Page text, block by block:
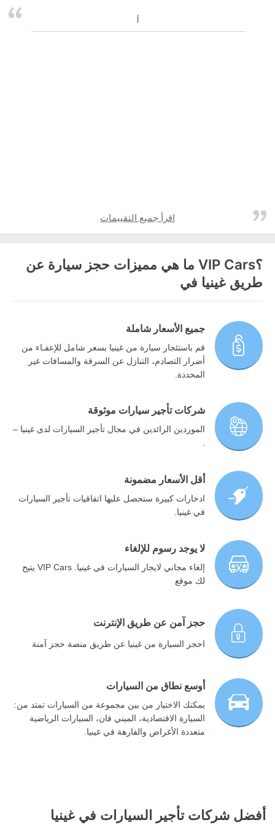
اقرأ جميع التقييمات
؟VIP Cars ما هي مميزات حجز سيارة عن
طريق غينيا في
جميع الأسعار شاملة
قم باستئجار سيارة من غينيا بسعر شامل للإعفـاء من
أضرار التصادم، التنازل عن السرقة والمسافات غير
المحددة.
شركات تأجير سيارات موثوقة
الموردين الرائدين في مجال تأجير السيارات لدى غينيا –
أقل الأسعار مضمونة
ادخارات كبيرة ستحصل عليها اتفاقيات تأجير السيارات
في غينيا.
لا يوجد رسوم للإلغاء
إلغاء مجاني لايجار السيارات في غينيا. VIP Cars يتيح
لك موقع
حجز آمن عن طريق الإنترنت
احجز السيارة من غينيا عن طريق منصة حجز آمنة
أوسع نطاق من السيارات
يمكنك الاختيار من بين مجموعة من السيارات تمتد من:
السيارة الاقتصادية، الميني فان، السيارات الرياضية
متعددة الأغراض والفارهة في غينيا.
أفضل شركات تأجير السيارات في غينيا